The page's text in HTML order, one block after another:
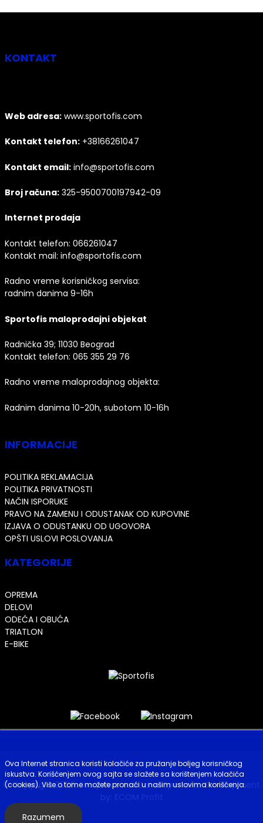
KONTAKT
Web adresa: www.sportofis.com
Kontakt telefon: +38166261047
Kontakt email: info@sportofis.com
Broj računa: 325-9500700197942-09
Internet prodaja
Kontakt telefon: 066261047
Kontakt mail: info@sportofis.com
Radno vreme korisničkog servisa:
radnim danima 9-16h
Sportofis maloprodajni objekat
Radnička 39; 11030 Beograd
Kontakt telefon: 065 355 29 76
Radno vreme maloprodajnog objekta:
Radnim danima 10-20h, subotom 10-16h
INFORMACIJE
POLITIKA REKLAMACIJA
POLITIKA PRIVATNOSTI
NAČIN ISPORUKE
PRAVO NA ZAMENU I ODUSTANAK OD KUPOVINE
IZJAVA O ODUSTANKU OD UGOVORA
OPŠTI USLOVI POSLOVANJA
KATEGORIJE
OPREMA
DELOVI
ODEĆA I OBUĆA
TRIATLON
E-BIKE
© Copyright 2026. Sva prava zadržana. Sportofis. Development
Ova Internet stranica koristi kolačiće za pružanje boljeg korisničkog
iskustva. Korišćenjem ovog sajta se slažete sa korištenjem kolačića
(cookies). Više o tome možete pronaći u našim uslovima korišćenja.
Razumem